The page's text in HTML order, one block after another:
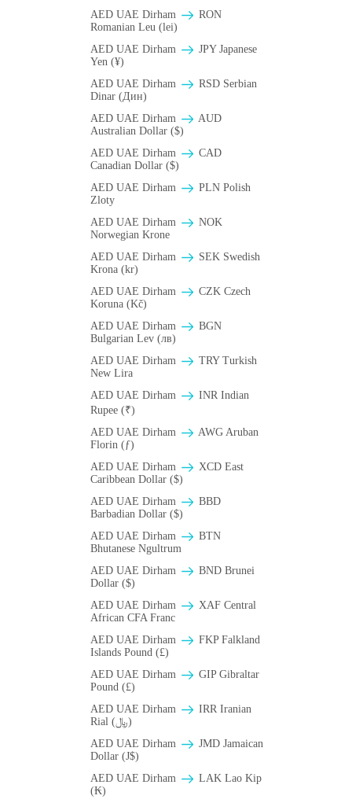
AED UAE Dirham
RON
Romanian Leu (lei)
AED UAE Dirham
JPY Japanese
Yen (¥)
AED UAE Dirham
RSD Serbian
Dinar (Дин)
AED UAE Dirham
AUD
Australian Dollar ($)
AED UAE Dirham
CAD
Canadian Dollar ($)
AED UAE Dirham
PLN Polish
Zloty
AED UAE Dirham
NOK
Norwegian Krone
AED UAE Dirham
SEK Swedish
Krona (kr)
AED UAE Dirham
CZK Czech
Koruna (Kč)
AED UAE Dirham
BGN
Bulgarian Lev (лв)
AED UAE Dirham
TRY Turkish
New Lira
AED UAE Dirham
INR Indian
Rupee (₹)
AED UAE Dirham
AWG Aruban
Florin (ƒ)
AED UAE Dirham
XCD East
Caribbean Dollar ($)
AED UAE Dirham
BBD
Barbadian Dollar ($)
AED UAE Dirham
BTN
Bhutanese Ngultrum
AED UAE Dirham
BND Brunei
Dollar ($)
AED UAE Dirham
XAF Central
African CFA Franc
AED UAE Dirham
FKP Falkland
Islands Pound (£)
AED UAE Dirham
GIP Gibraltar
Pound (£)
AED UAE Dirham
IRR Iranian
Rial (﷼)
AED UAE Dirham
JMD Jamaican
Dollar (J$)
AED UAE Dirham
LAK Lao Kip
(₭)